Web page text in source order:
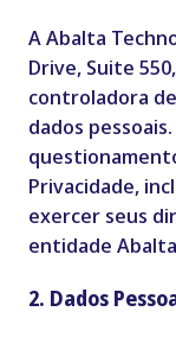
A Abalta
Drive, Suite
controladora
dados
Privacidade,
exercer seus
entidade
2. Dados